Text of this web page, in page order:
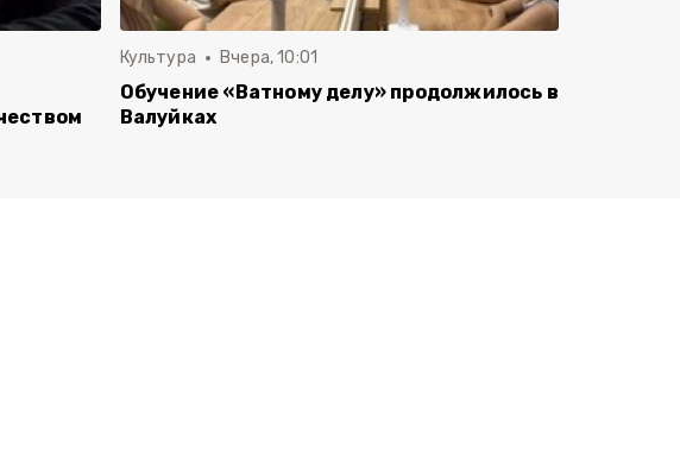
Культура Вчера, 10:01
Обучение «Ватному делу» продолжилось в
Валуйках